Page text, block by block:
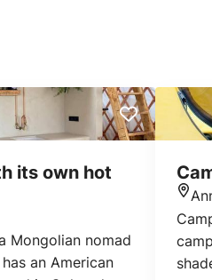
its own hot
Mongolian nomad
an American